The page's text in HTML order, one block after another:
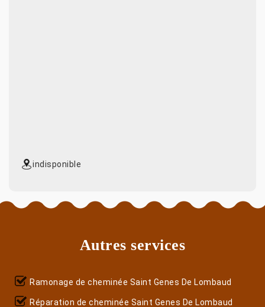
indisponible
Autres services
Ramonage de cheminée Saint Genes De Lombaud
Réparation de cheminée Saint Genes De Lombaud